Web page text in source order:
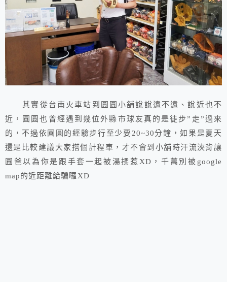
其實從台南火車站到圓圓小舖說說遠不遠、說近也不
近，圓圓也曾經遇到幾位外縣市球友真的是徒步”走”過來
的，不過依圓圓的經驗步行至少要20~30分鐘，如果是夏天
還是比較建議大家搭個計程車，才不會到小舖時汗流浹背讓
圓爸以為你是跟手套一起被湯揉惹XD，千萬別被google
map的近距離給騙囉XD